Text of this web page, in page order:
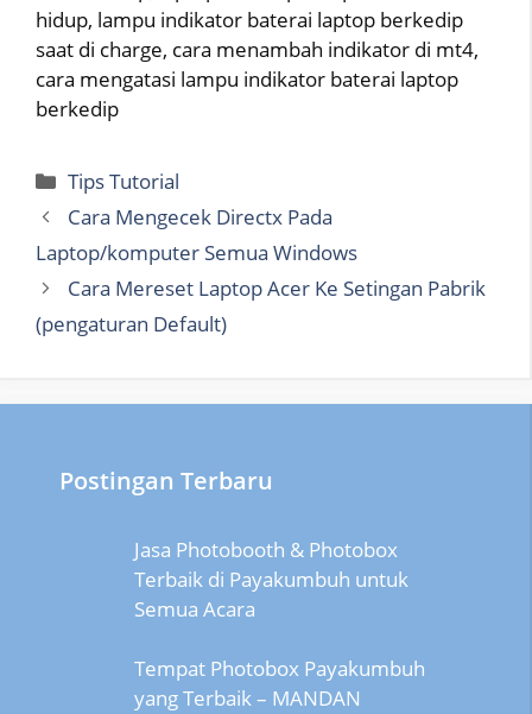
hidup, lampu indikator baterai laptop berkedip
saat di charge, cara menambah indikator di mt4,
cara mengatasi lampu indikator baterai laptop
berkedip
Categories
Tips Tutorial
Cara Mengecek Directx Pada
Laptop/komputer Semua Windows
Cara Mereset Laptop Acer Ke Setingan Pabrik
(pengaturan Default)
Postingan Terbaru
Jasa Photobooth & Photobox
Terbaik di Payakumbuh untuk
Semua Acara
Tempat Photobox Payakumbuh
yang Terbaik – MANDAN